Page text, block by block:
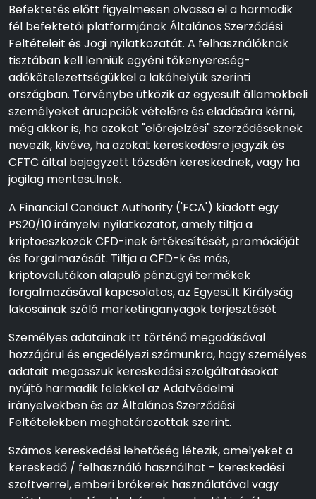
Befektetés előtt figyelmesen olvassa el a harmadik
fél befektetői platformjának Általános Szerződési
Feltételeit és Jogi nyilatkozatát. A felhasználóknak
tisztában kell lenniük egyéni tőkenyereség-
adókötelezettségükkel a lakóhelyük szerinti
országban. Törvénybe ütközik az egyesült államokbeli
személyeket áruopciók vételére és eladására kérni,
még akkor is, ha azokat "előrejelzési" szerződéseknek
nevezik, kivéve, ha azokat kereskedésre jegyzik és
CFTC által bejegyzett tőzsdén kereskednek, vagy ha
jogilag mentesülnek.
A Financial Conduct Authority ('FCA') kiadott egy
PS20/10 irányelvi nyilatkozatot, amely tiltja a
kriptoeszközök CFD-inek értékesítését, promócióját
és forgalmazását. Tiltja a CFD-k és más,
kriptovalutákon alapuló pénzügyi termékek
forgalmazásával kapcsolatos, az Egyesült Királyság
lakosainak szóló marketinganyagok terjesztését
Személyes adatainak itt történő megadásával
hozzájárul és engedélyezi számunkra, hogy személyes
adatait megosszuk kereskedési szolgáltatásokat
nyújtó harmadik felekkel az Adatvédelmi
irányelvekben és az Általános Szerződési
Feltételekben meghatározottak szerint.
Számos kereskedési lehetőség létezik, amelyeket a
kereskedő / felhasználó használhat - kereskedési
szoftverrel, emberi brókerek használatával vagy